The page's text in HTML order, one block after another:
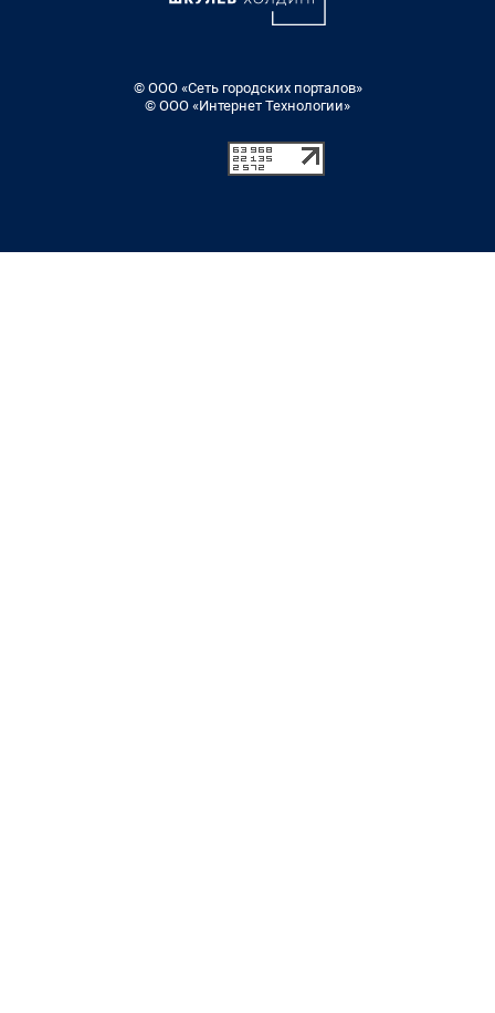
© ООО «Сеть городских порталов»
© ООО «Интернет Технологии»